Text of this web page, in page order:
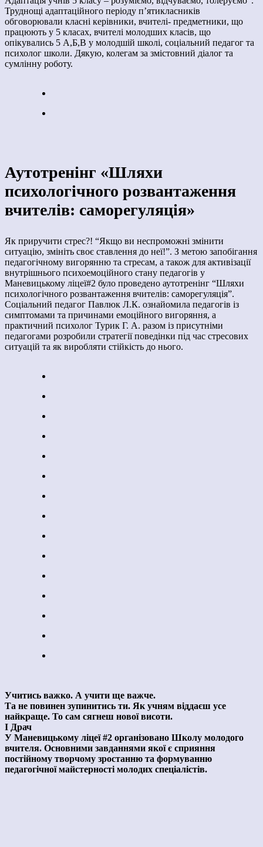
Труднощі адаптаційного періоду п’ятикласників
обговорювали класні керівники, вчителі- предметники, що
працюють у 5 класах, вчителі молодших класів, що
опікувались 5 А,Б,В у молодшій школі, соціальний педагог та
психолог школи. Дякую, колегам за змістовний діалог та
сумлінну роботу.
Аутотренінг «Шляхи
психологічного розвантаження
вчителів: саморегуляція»
Як приручити стрес?! “Якщо ви неспроможні змінити
ситуацію, змініть своє ставлення до неї!”. З метою запобігання
педагогічному вигорянню та стресам, а також для активізації
внутрішнього психоемоційного стану педагогів у
Маневицькому ліцеї#2 було проведено аутотренінг “Шляхи
психологічного розвантаження вчителів: саморегуляція”.
Соціальний педагог Павлюк Л.К. ознайомила педагогів із
симптомами та причинами емоційного вигоряння, а
практичний психолог Турик Г. А. разом із присутніми
педагогами розробили стратегії поведінки під час стресових
ситуацій та як виробляти стійкість до нього.
Учитись важко. А учити ще важче.
Та не повинен зупинитись ти. Як учням віддаєш усе
найкраще. То сам сягнеш нової висоти.
І Драч
У Маневицькому ліцеї #2 організовано Школу молодого
вчителя. Основними завданнями якої є сприяння
постійному творчому зростанню та формуванню
педагогічної майстерності молодих спеціалістів.